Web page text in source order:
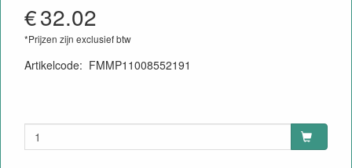
€32.02
*Prijzen zijn exclusief btw
Artikelcode: FMMP11008552191